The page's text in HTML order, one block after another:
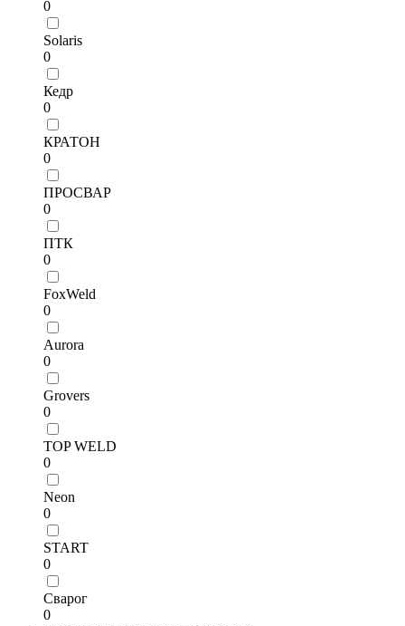
0
Solaris
0
Кедр
0
КРАТОН
0
ПРОСВАР
0
ПТК
0
FoxWeld
0
Aurora
0
Grovers
0
TOP WELD
0
Neon
0
START
0
Сварог
0